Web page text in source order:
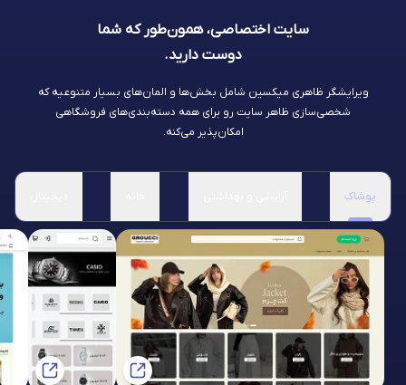
سایت اختصاصی، همون‌طور که شما
دوست دارید.
ویرایشگر ظاهری میکسین شامل بخش‌ها و المان‌های بسیار متنوعیه که
شخصی‌سازی ظاهر سایت رو برای همه دسته‌بندی‌های فروشگاهی
امکان‌پذیر می‌کنه.
پوشاک